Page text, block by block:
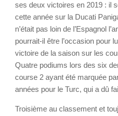
ses deux victoires en 2019 : il
cette année sur la Ducati
n’était pas loin de l’Espagnol
pourrait-il être l’occasion pour
victoire de la saison sur les
Quatre podiums lors des six
course 2 ayant été marquée
années pour le Turc, qui a dû
Troisième au classement et